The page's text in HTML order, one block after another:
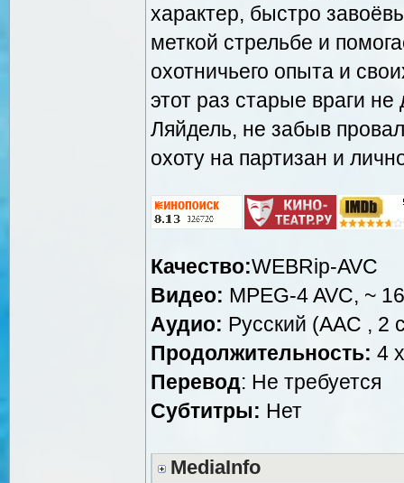
характер, быстро
меткой стрельбе и
охотничьего опыта и
этот раз старые враги
Ляйдель, не забыв
охоту на партизан и
Качество:WEBRip-AVC
Видео: MPEG-4 AVC, ~
Аудио: Русский (AAC , 2
Продолжительность: 4
Перевод: Не требуется
Субтитры: Нет
MediaInfo